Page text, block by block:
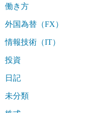
働き方
外国為替（FX）
情報技術（IT）
投資
日記
未分類